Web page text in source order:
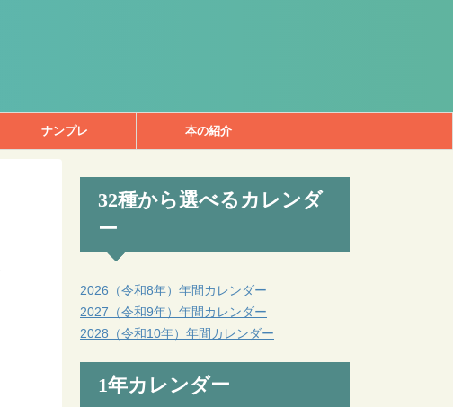
ナンプレ 本の紹介
32種から選べるカレンダ
ー
2026（令和8年）年間カレンダー
2027（令和9年）年間カレンダー
2028（令和10年）年間カレンダー
1年カレンダー